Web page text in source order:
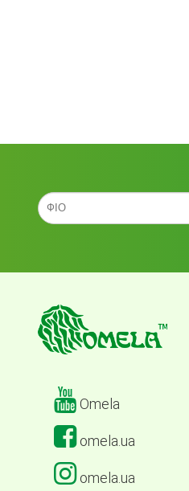
Omela
omela.ua
omela.ua